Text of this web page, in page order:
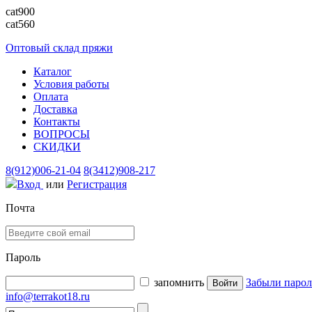
cat900
cat560
Оптовый склад пряжи
Каталог
Условия работы
Оплата
Доставка
Контакты
ВОПРОСЫ
СКИДКИ
8(912)006-21-04 8(3412)908-217
Вход или Регистрация
Почта
Пароль
запомнить
Забыли
info@terrakot18.ru